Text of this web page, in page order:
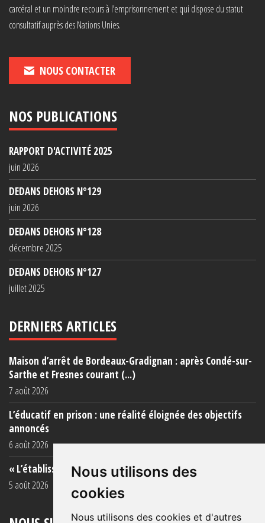
Nous utilisons des
cookies
Nous utilisons des cookies et d'autres
carcéral et un moindre recours à l’emprisonnement et qui dispose du statut
consultatif auprès des Nations Unies.
NOUS CONTACTER
NOS PUBLICATIONS
RAPPORT D'ACTIVITÉ 2025
juin 2026
DEDANS DEHORS N°129
juin 2026
DEDANS DEHORS N°128
décembre 2025
DEDANS DEHORS N°127
juillet 2025
DERNIERS ARTICLES
Maison d’arrêt de Bordeaux-Gradignan : après Condé-sur-
Sarthe et Fresnes courant (...)
7 août 2026
L’éducatif en prison : une réalité éloignée des objectifs
annoncés
6 août 2026
« L’établissement est une porcherie totale »
5 août 2026